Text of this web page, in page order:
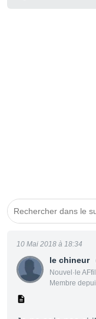
le chineur
Nouvel·le
Membre
10 Mai 2018 à 18:34